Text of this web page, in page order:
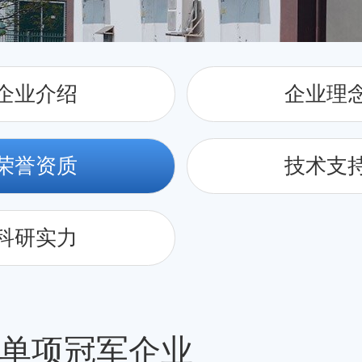
业介绍 企业理
誉资质 技术支
研实力
项冠军企业